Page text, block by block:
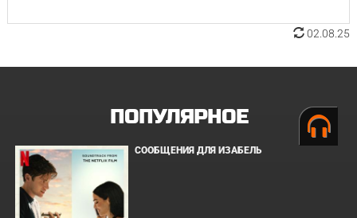
02.08.25
ПОПУЛЯРНОЕ
СООБЩЕНИЯ ДЛЯ ИЗАБЕЛЬ